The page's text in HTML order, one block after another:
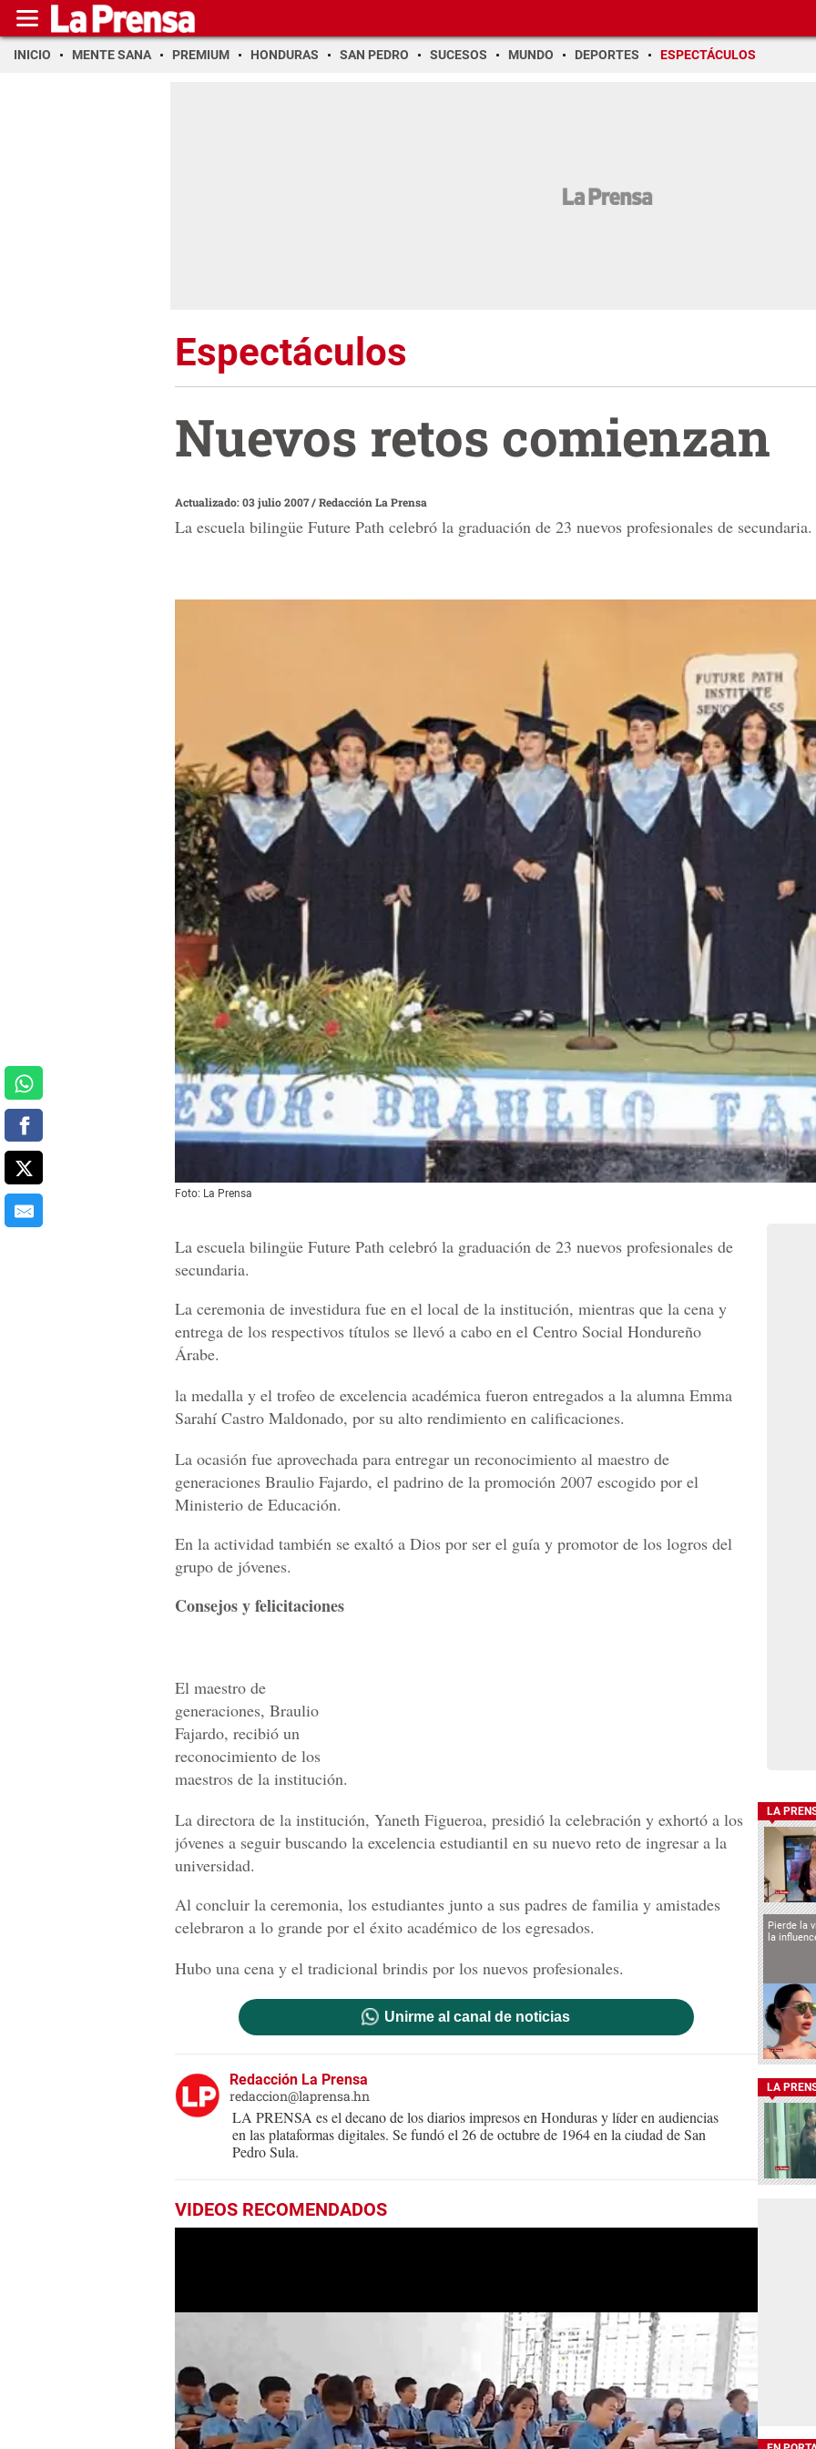
INICIO MENTE SANA PREMIUM HONDURAS SAN PEDRO SUCESOS MUNDO DEPORTES ESPECTÁCULOS
Espectáculos
Nuevos retos comienzan
Actualizado: 03 julio 2007/Redacción La Prensa
La escuela bilingüe Future Path celebró la graduación de 23 nuevos profesionales de secundaria.
Foto: La Prensa
La escuela bilingüe Future Path celebró la graduación de 23 nuevos profesionales de
secundaria.
La ceremonia de investidura fue en el local de la institución, mientras que la cena y
entrega de los respectivos títulos se llevó a cabo en el Centro Social Hondureño
Árabe.
la medalla y el trofeo de excelencia académica fueron entregados a la alumna Emma
Sarahí Castro Maldonado, por su alto rendimiento en calificaciones.
La ocasión fue aprovechada para entregar un reconocimiento al maestro de
generaciones Braulio Fajardo, el padrino de la promoción 2007 escogido por el
Ministerio de Educación.
En la actividad también se exaltó a Dios por ser el guía y promotor de los logros del
grupo de jóvenes.
Consejos y felicitaciones
El maestro de
generaciones, Braulio
Fajardo, recibió un
reconocimiento de los
maestros de la institución.
La directora de la institución, Yaneth Figueroa, presidió la celebración y exhortó a los
jóvenes a seguir buscando la excelencia estudiantil en su nuevo reto de ingresar a la
universidad.
Al concluir la ceremonia, los estudiantes junto a sus padres de familia y amistades
celebraron a lo grande por el éxito académico de los egresados.
Hubo una cena y el tradicional brindis por los nuevos profesionales.
Unirme al canal de noticias
Redacción La Prensa
redaccion@laprensa.hn
LA PRENSA es el decano de los diarios impresos en Honduras y líder en audiencias
en las plataformas digitales. Se fundó el 26 de octubre de 1964 en la ciudad de San
Pedro Sula.
VIDEOS RECOMENDADOS
LA
Pierde la
la
LA